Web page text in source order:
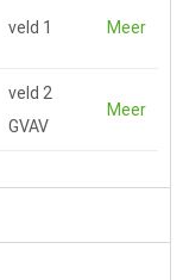
veld 1 Meer
veld 2
GVAV
Meer